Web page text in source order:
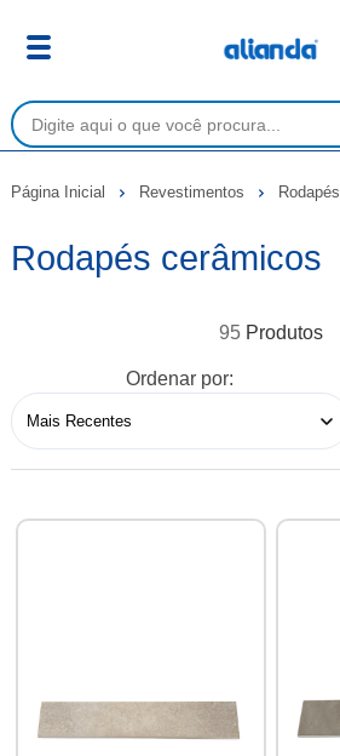
Página Inicial Revestimentos Rodapés
Rodapés cerâmicos
95
Ordenar por: